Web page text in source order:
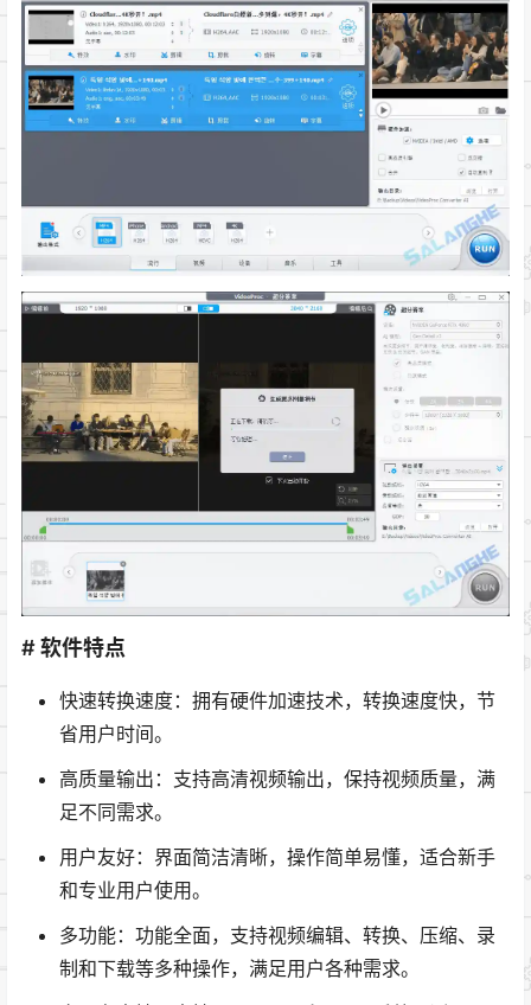
# 软件特点
快速转换速度：拥有硬件加速技术，转换速度快，节
省用户时间。
高质量输出：支持高清视频输出，保持视频质量，满
足不同需求。
用户友好：界面简洁清晰，操作简单易懂，适合新手
和专业用户使用。
多功能：功能全面，支持视频编辑、转换、压缩、录
制和下载等多种操作，满足用户各种需求。